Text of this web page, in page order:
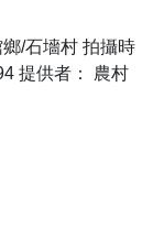
/石墻村 拍攝時
提供者： 農村